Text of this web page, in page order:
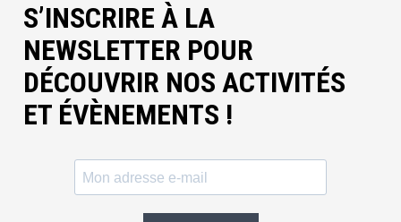
S’INSCRIRE À LA
NEWSLETTER POUR
DÉCOUVRIR NOS ACTIVITÉS
ET ÉVÈNEMENTS !